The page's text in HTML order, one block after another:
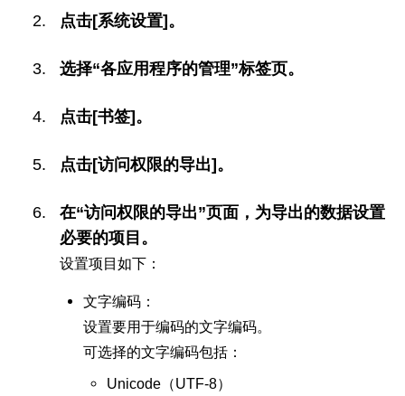
点击[系统设置]。
选择“各应用程序的管理”标签页。
点击[书签]。
点击[访问权限的导出]。
在“访问权限的导出”页面，为导出的数据设置
必要的项目。
设置项目如下：
文字编码：
设置要用于编码的文字编码。
可选择的文字编码包括：
Unicode（UTF-8）